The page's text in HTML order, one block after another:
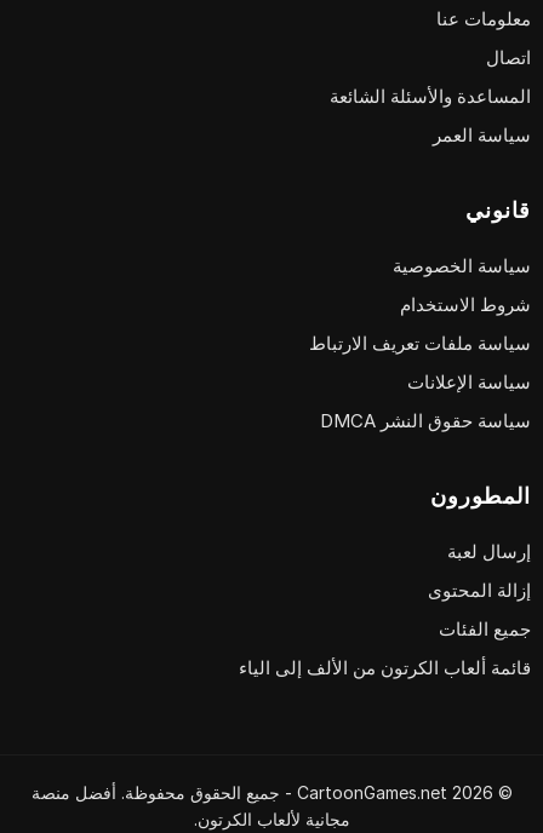
معلومات عنا
اتصال
المساعدة والأسئلة الشائعة
سياسة العمر
قانوني
سياسة الخصوصية
شروط الاستخدام
سياسة ملفات تعريف الارتباط
سياسة الإعلانات
سياسة حقوق النشر DMCA
المطورون
إرسال لعبة
إزالة المحتوى
جميع الفئات
قائمة ألعاب الكرتون من الألف إلى الياء
© 2026 CartoonGames.net - جميع الحقوق محفوظة. أفضل منصة
مجانية لألعاب الكرتون.